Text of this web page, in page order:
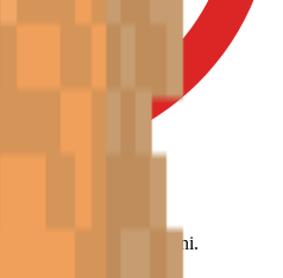
di età inferiore a 3 anni.